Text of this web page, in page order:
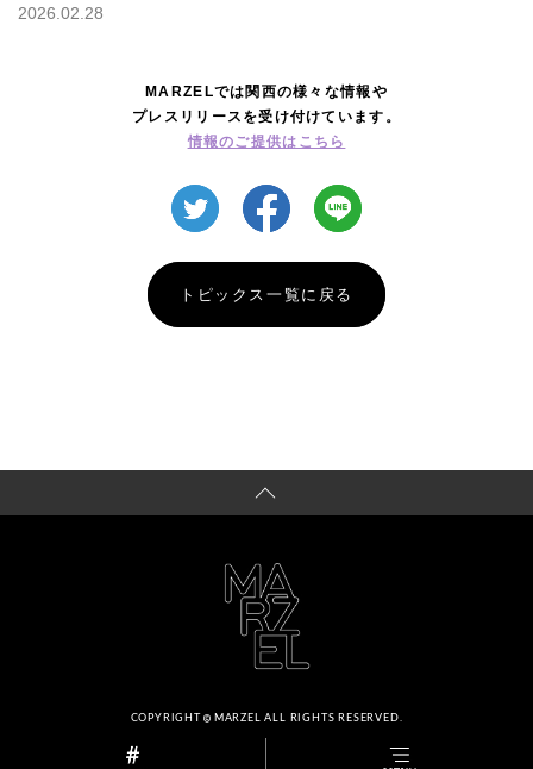
2026.02.28
MARZELでは関西の様々な情報や
プレスリリースを受け付けています。
情報のご提供はこちら
トピックス一覧に戻る
COPYRIGHT MARZEL ALL RIGHTS RESERVED.